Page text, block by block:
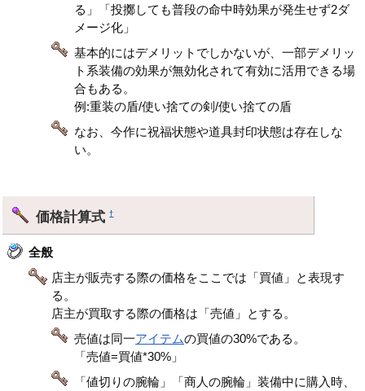
る」「投擲しても普段の命中時効果が発生せず2ダ
メージ化」
基本的にはデメリットでしかないが、一部デメリッ
ト系装備の効果が無効化されて有効に活用できる場
合もある。
例:重装の盾/使い捨ての剣/使い捨ての盾
なお、今作に祝福状態や道具封印状態は存在しな
い。
価格計算式†
全般
店主が販売する際の価格をここでは「買値」と表現す
る。
店主が買取する際の価格は「売値」とする。
売値は同一アイテムの買値の30%である。
「売値=買値*30%」
「値切りの腕輪」「商人の腕輪」装備中に購入時、